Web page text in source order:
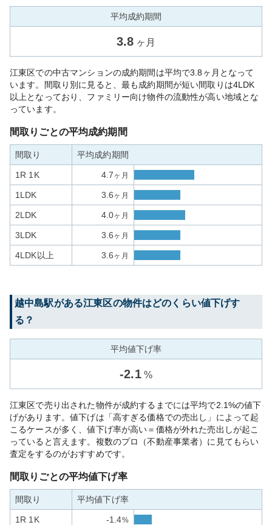
平均成約期間
3.8 ヶ月
江東区での中古マンションの成約期間は平均で3.8ヶ月となって
います。間取り別に見ると、最も成約期間が短い間取りは4LDK
以上となっており、ファミリー向け物件の流動性が高い地域とな
っています。
間取りごとの平均成約期間
間取り 平均成約期間
1R 1K 4.7ヶ月
1LDK 3.6ヶ月
2LDK 4.0ヶ月
3LDK 3.6ヶ月
4LDK以上 3.6ヶ月
越中島駅がある江東区の物件はどのくらい値下げす
る？
平均値下げ率
-2.1 %
江東区で売り出された物件が成約するまでには平均で2.1%の値下
げがあります。値下げは「高すぎる価格での売出し」によって起
こるケースが多く、値下げ率が高い＝価格が外れた売出しが起こ
っていると言えます。複数のプロ（不動産事業者）に見てもらい
査定をするのがおすすめです。
間取りごとの平均値下げ率
間取り 平均値下げ率
1R 1K -1.4%